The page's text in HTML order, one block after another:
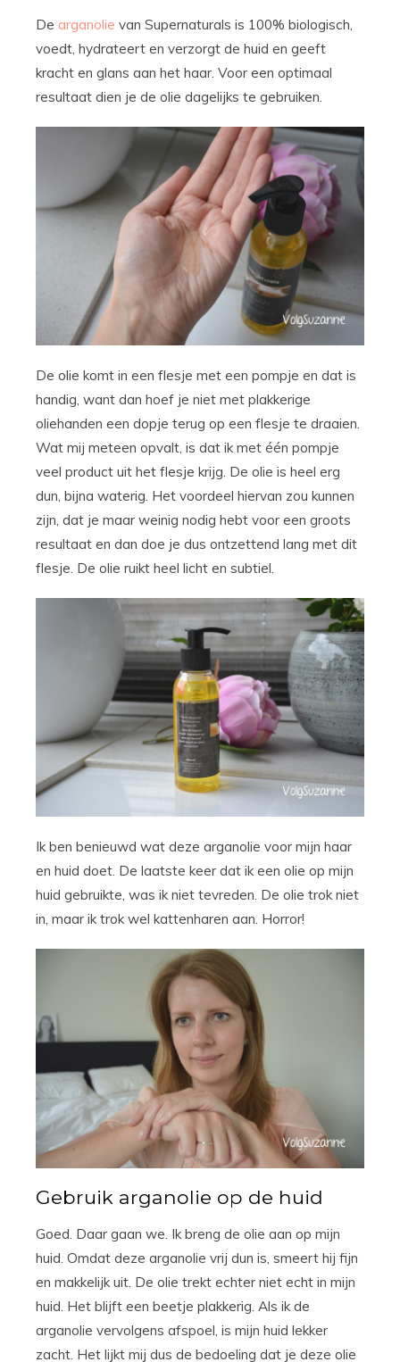
De arganolie van Supernaturals is 100% biologisch,
voedt, hydrateert en verzorgt de huid en geeft
kracht en glans aan het haar. Voor een optimaal
resultaat dien je de olie dagelijks te gebruiken.
De olie komt in een flesje met een pompje en dat is
handig, want dan hoef je niet met plakkerige
oliehanden een dopje terug op een flesje te draaien.
Wat mij meteen opvalt, is dat ik met één pompje
veel product uit het flesje krijg. De olie is heel erg
dun, bijna waterig. Het voordeel hiervan zou kunnen
zijn, dat je maar weinig nodig hebt voor een groots
resultaat en dan doe je dus ontzettend lang met dit
flesje. De olie ruikt heel licht en subtiel.
Ik ben benieuwd wat deze arganolie voor mijn haar
en huid doet. De laatste keer dat ik een olie op mijn
huid gebruikte, was ik niet tevreden. De olie trok niet
in, maar ik trok wel kattenharen aan. Horror!
Gebruik arganolie op de huid
Goed. Daar gaan we. Ik breng de olie aan op mijn
huid. Omdat deze arganolie vrij dun is, smeert hij fijn
en makkelijk uit. De olie trekt echter niet echt in mijn
huid. Het blijft een beetje plakkerig. Als ik de
arganolie vervolgens afspoel, is mijn huid lekker
zacht. Het lijkt mij dus de bedoeling dat je deze olie